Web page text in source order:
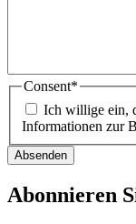
Consent*
Ich willige ein,
Informationen zur
Abonnieren